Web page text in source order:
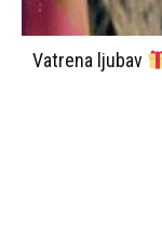
Vatrena ljubav